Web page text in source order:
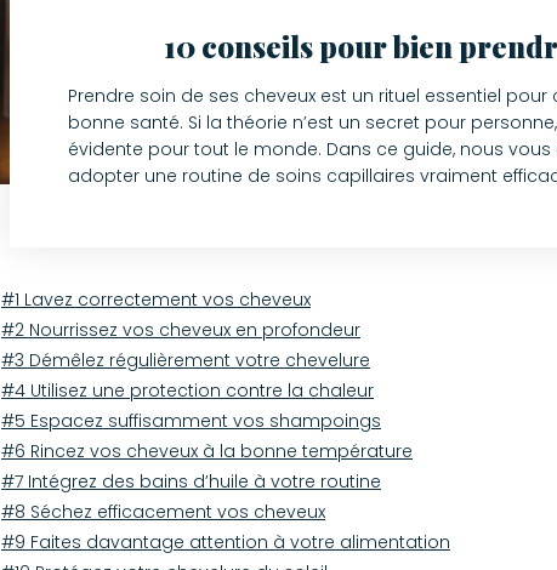
10 conseils pour bien
Prendre soin de ses cheveux est un rituel essentiel
bonne santé. Si la théorie n’est un secret pour
évidente pour tout le monde. Dans ce guide, nous
adopter une routine de soins capillaires vraiment
#1 Lavez correctement vos cheveux
#2 Nourrissez vos cheveux en profondeur
#3 Démêlez régulièrement votre chevelure
#4 Utilisez une protection contre la chaleur
#5 Espacez suffisamment vos shampoings
#6 Rincez vos cheveux à la bonne température
#7 Intégrez des bains d’huile à votre routine
#8 Séchez efficacement vos cheveux
#9 Faites davantage attention à votre alimentation